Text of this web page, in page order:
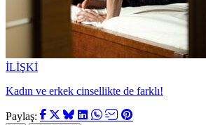
İLİŞKİ
Kadın ve erkek cinsellikte de farklı!
Paylaş: